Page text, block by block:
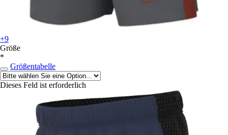
+9
Größe
*
Größentabelle
Dieses Feld ist erforderlich